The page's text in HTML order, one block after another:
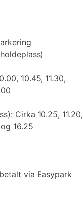
10.45, 11.30,
Cirka 10.25, 11.20,
og 16.25
via Easypark